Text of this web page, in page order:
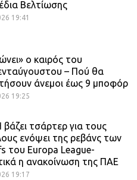
Βελτίωσης
19:41
ο καιρός του
– Πού θα
άνεμοι έως 9 μποφόρ
19:25
τσάρτερ για τους
ενόψει της ρεβάνς των
του Europa League-
η ανακοίνωση της ΠΑΕ
19:17